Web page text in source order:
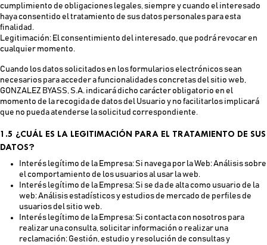
cumplimiento de obligaciones legales, siempre y cuando el interesado
haya consentido el tratamiento de sus datos personales para esta
finalidad.
Legitimación: El consentimiento del interesado, que podrá revocar en
cualquier momento.
Cuando los datos solicitados en los formularios electrónicos sean
necesarios para acceder a funcionalidades concretas del sitio web,
GONZALEZ BYASS, S.A. indicará dicho carácter obligatorio en el
momento de la recogida de datos del Usuario y no facilitarlos implicará
que no pueda atenderse la solicitud correspondiente.
1.5 ¿CUÁL ES LA LEGITIMACIÓN PARA EL TRATAMIENTO DE SUS
DATOS?
Interés legítimo de la Empresa: Si navega por la Web: Análisis sobre
el comportamiento de los usuarios al usar la web.
Interés legítimo de la Empresa: Si se da de alta como usuario de la
web: Análisis estadísticos y estudios de mercado de perfiles de
usuarios del sitio web.
Interés legítimo de la Empresa: Si contacta con nosotros para
realizar una consulta, solicitar información o realizar una
reclamación: Gestión, estudio y resolución de consultas y